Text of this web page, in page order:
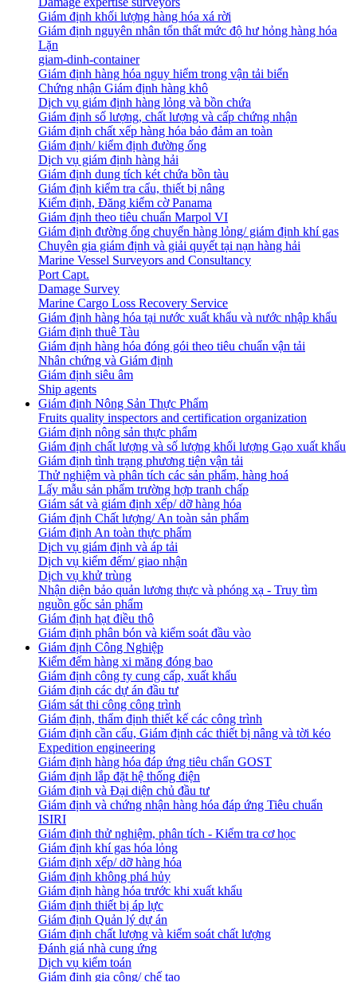
Giám định khối lượng hàng hóa xá rời
Giám định nguyên nhân tổn thất mức độ hư hỏng hàng hóa
Lặn
giam-dinh-container
Giám định hàng hóa nguy hiểm trong vận tải biển
Chứng nhận Giám định hàng khô
Dịch vụ giám định hàng lỏng và bồn chứa
Giám định số lượng, chất lượng và cấp chứng nhận
Giám định chất xếp hàng hóa bảo đảm an toàn
Giám định/ kiểm định đường ống
Dịch vụ giám định hàng hải
Giám định dung tích két chứa bồn tàu
Giám định kiểm tra cẩu, thiết bị nâng
Kiểm định, Đăng kiểm cờ Panama
Giám định theo tiêu chuẩn Marpol VI
Giám định đường ống chuyển hàng lỏng/ giám định khí gas
Chuyên gia giám định và giải quyết tại nạn hàng hải
Marine Vessel Surveyors and Consultancy
Port Capt.
Damage Survey
Marine Cargo Loss Recovery Service
Giám định hàng hóa tại nước xuất khẩu và nước nhập khẩu
Giám định thuê Tàu
Giám định hàng hóa đóng gói theo tiêu chuẩn vận tải
Nhân chứng và Giám định
Giám định siêu âm
Ship agents
Giám định Nông Sản Thực Phẩm
Fruits quality inspectors and certification organization
Giám định nông sản thực phẩm
Giám định chất lượng và số lượng khối lượng Gạo xuất khẩu
Giám định tình trạng phương tiện vận tải
Thử nghiệm và phân tích các sản phẩm, hàng hoá
Lấy mẫu sản phẩm trường hợp tranh chấp
Giám sát và giám định xếp/ dỡ hàng hóa
Giám định Chất lượng/ An toàn sản phẩm
Giám định An toàn thực phẩm
Dịch vụ giám định và áp tải
Dịch vụ kiểm đếm/ giao nhận
Dịch vụ khử trùng
Nhận diện bảo quản lương thực và phóng xạ - Truy tìm
nguồn gốc sản phẩm
Giám định hạt điều thô
Giám định phân bón và kiểm soát đầu vào
Giám định Công Nghiệp
Kiểm đếm hàng xi măng đóng bao
Giám định công ty cung cấp, xuất khẩu
Giám định các dự án đầu tư
Giám sát thi công công trình
Giám định, thẩm định thiết kế các công trình
Giám định cần cẩu, Giám định các thiết bị nâng và tời kéo
Expedition engineering
Giám định hàng hóa đáp ứng tiêu chẩn GOST
Giám định lắp đặt hệ thống điện
Giám định và Đại diện chủ đầu tư
Giám định và chứng nhận hàng hóa đáp ứng Tiêu chuẩn
ISIRI
Giám định thử nghiệm, phân tích - Kiểm tra cơ học
Giám định khí gas hóa lỏng
Giám định xếp/ dỡ hàng hóa
Giám định không phá hủy
Giám định hàng hóa trước khi xuất khẩu
Giám định thiết bị áp lực
Giám định Quản lý dự án
Giám định chất lượng và kiểm soát chất lượng
Đánh giá nhà cung ứng
Dịch vụ kiểm toán
Giám định gia công/ chế tạo